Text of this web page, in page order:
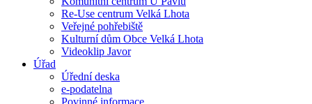
Re-Use centrum Velká Lhota
Veřejné pohřebiště
Kulturní dům Obce Velká Lhota
Videoklip Javor
Úřad
Úřední deska
e-podatelna
Povinné informace